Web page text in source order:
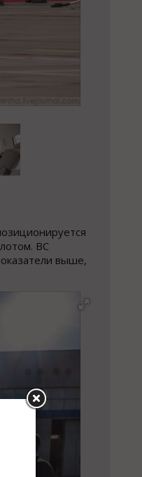
ВС
выше,